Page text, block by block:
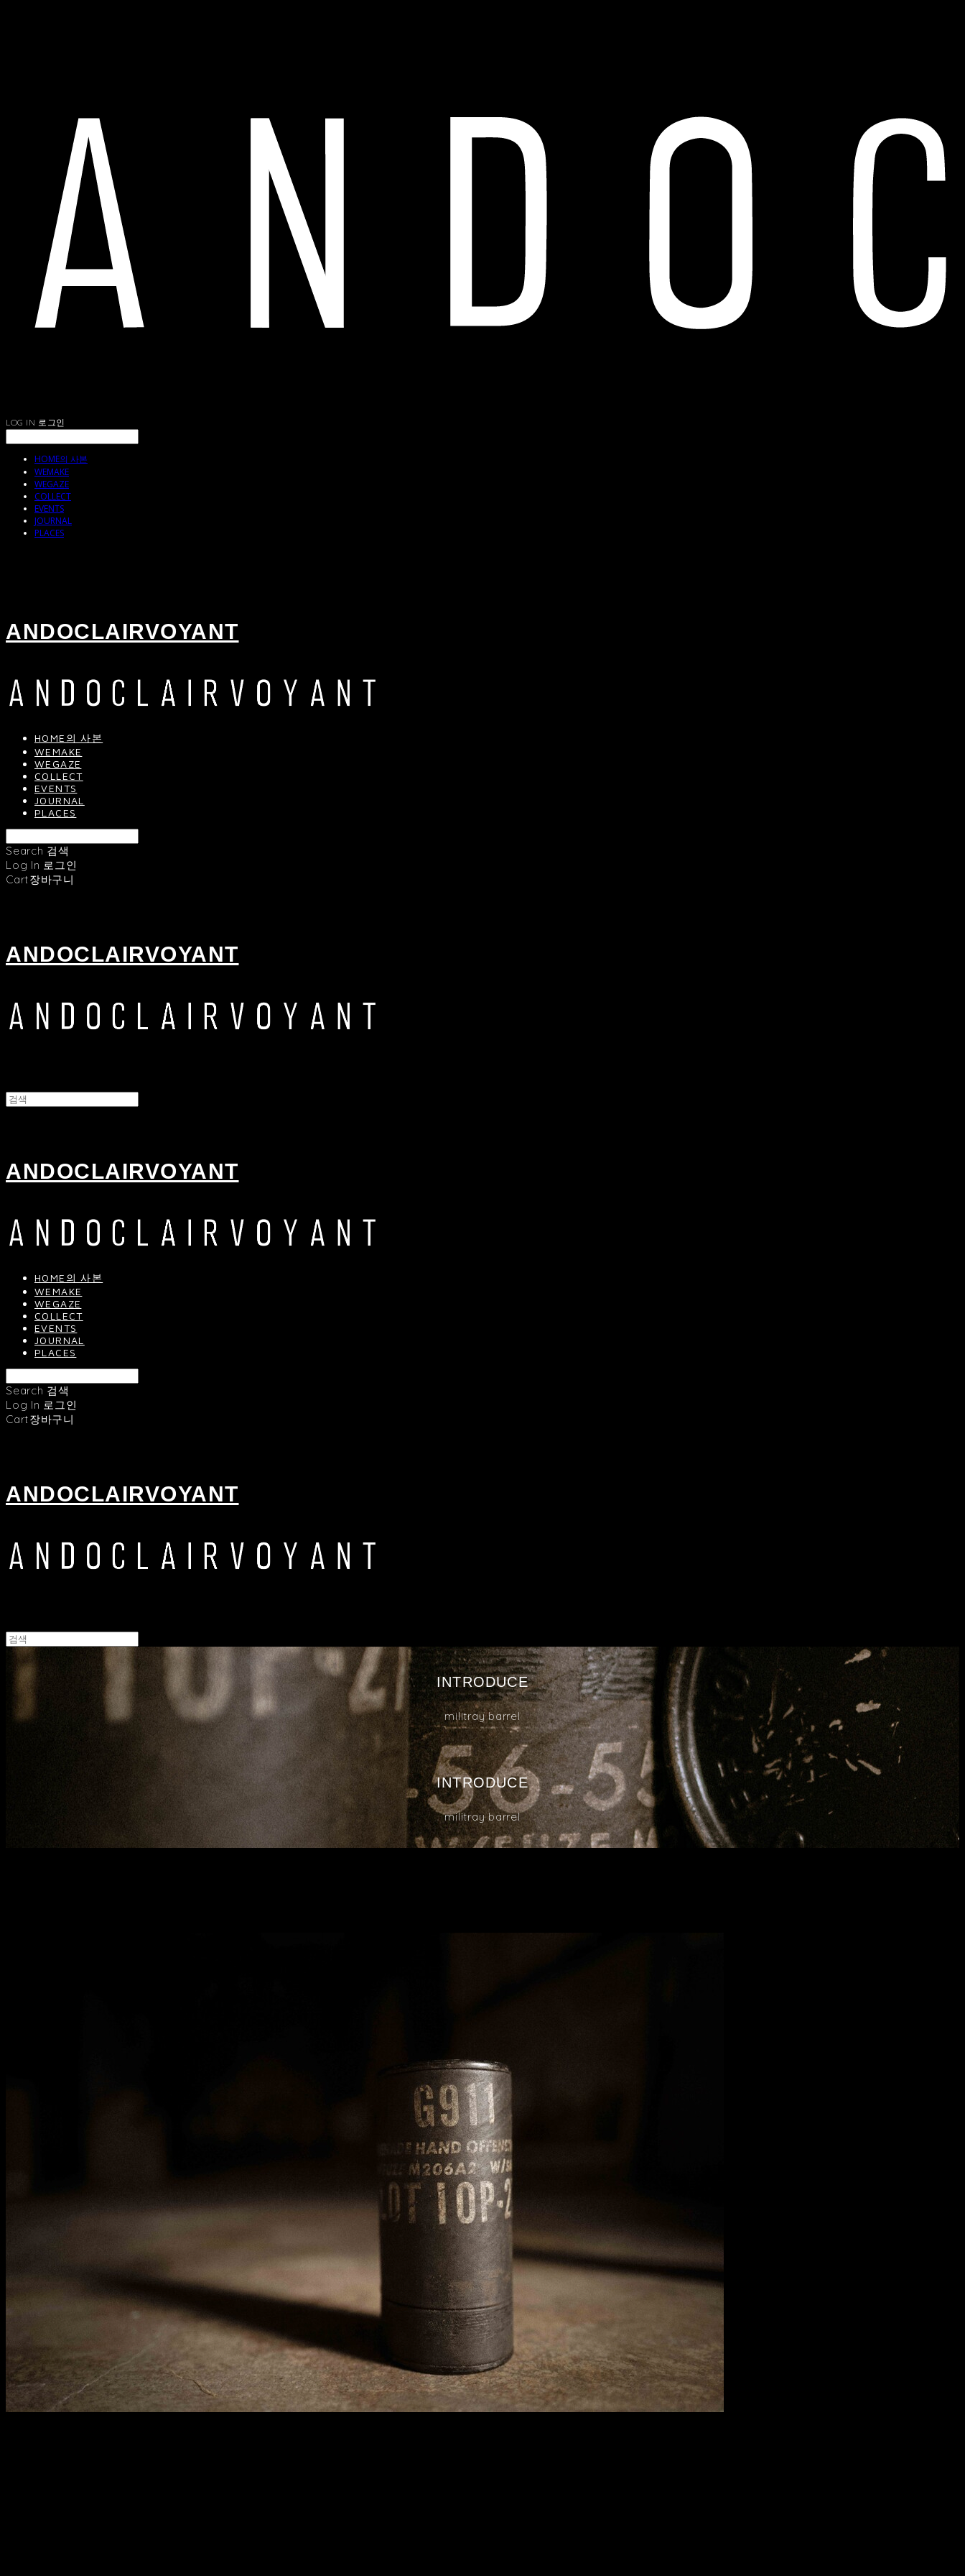
LOG IN 로그인
HOME의 사본
WEMAKE
WEGAZE
COLLECT
EVENTS
JOURNAL
PLACES
ANDOCLAIRVOYANT
HOME의 사본
WEMAKE
WEGAZE
COLLECT
EVENTS
JOURNAL
PLACES
Search 검색
Log In 로그인
Cart장바구니
ANDOCLAIRVOYANT
ANDOCLAIRVOYANT
HOME의 사본
WEMAKE
WEGAZE
COLLECT
EVENTS
JOURNAL
PLACES
Search 검색
Log In 로그인
Cart장바구니
ANDOCLAIRVOYANT
INTRODUCE
militray barrel
INTRODUCE
militray barrel